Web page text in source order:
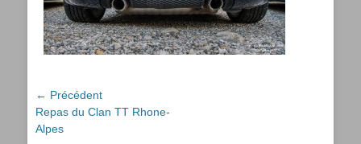
Navigation
de
l’article
← Précédent
Article
précédent :
Repas du Clan TT Rhone-
Alpes